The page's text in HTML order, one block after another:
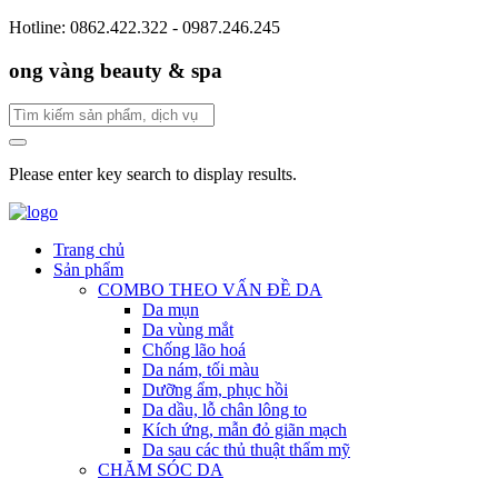
Hotline: 0862.422.322 - 0987.246.245
ong vàng beauty & spa
Please enter key search to display results.
Trang chủ
Sản phẩm
COMBO THEO VẤN ĐỀ DA
Da mụn
Da vùng mắt
Chống lão hoá
Da nám, tối màu
Dưỡng ẩm, phục hồi
Da dầu, lỗ chân lông to
Kích ứng, mẫn đỏ giãn mạch
Da sau các thủ thuật thẩm mỹ
CHĂM SÓC DA